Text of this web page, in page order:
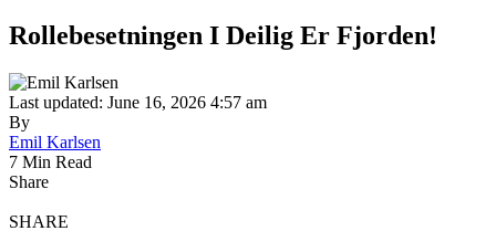
Rollebesetningen I Deilig Er Fjorden!
Last updated: June 16, 2026 4:57 am
By
Emil Karlsen
7 Min Read
Share
SHARE